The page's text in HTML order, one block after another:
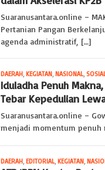
Suaranusantara.online –
Pertanian Pangan
agenda administratif, […]
DAERAH, KEGIATAN, NASIONAL,
Iduladha Penuh
Tebar Kepedulian
Suaranusantara.online –
menjadi momentum penuh
DAERAH, EDITORIAL, KEGIATAN,